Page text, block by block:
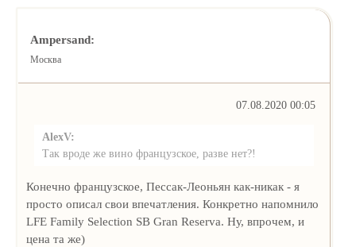
Ampersand:
Москва
07.08.2020 00:05
AlexV:
Так вроде же вино французское, разве нет?!
Конечно французское, Пессак-Леоньян как-никак - я
просто описал свои впечатления. Конкретно напомнило
LFE Family Selection SB Gran Reserva. Ну, впрочем, и
цена та же)